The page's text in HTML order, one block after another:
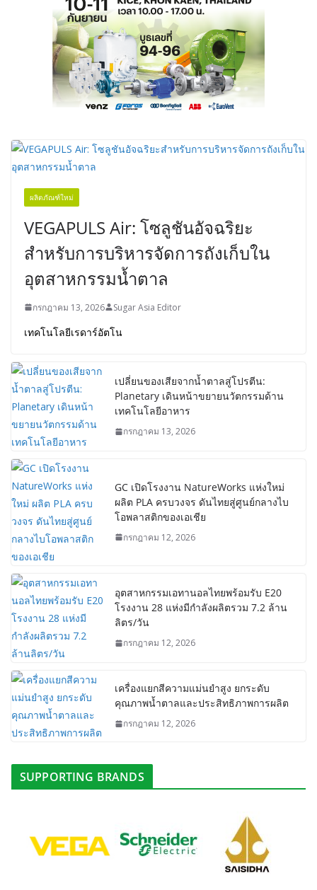
ผลิตภัณฑ์ใหม่
VEGAPULS Air: โซลูชันอัจฉริยะ
สำหรับการบริหารจัดการถังเก็บใน
อุตสาหกรรมน้ำตาล
กรกฎาคม 13, 2026 Sugar Asia Editor
เทคโนโลยีเรดาร์อัตโน
เปลี่ยนของเสียจากน้ำตาลสู่โปรตีน:
Planetary เดินหน้าขยายนวัตกรรมด้าน
เทคโนโลยีอาหาร
กรกฎาคม 13, 2026
GC เปิดโรงงาน NatureWorks แห่งใหม่
ผลิต PLA ครบวงจร ดันไทยสู่ศูนย์กลางไบ
โอพลาสติกของเอเชีย
กรกฎาคม 12, 2026
อุตสาหกรรมเอทานอลไทยพร้อมรับ E20
โรงงาน 28 แห่งมีกำลังผลิตรวม 7.2 ล้าน
ลิตร/วัน
กรกฎาคม 12, 2026
เครื่องแยกสีความแม่นยำสูง ยกระดับ
คุณภาพน้ำตาลและประสิทธิภาพการผลิต
กรกฎาคม 12, 2026
SUPPORTING BRANDS